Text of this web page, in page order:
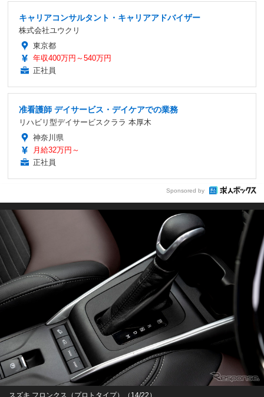
キャリアコンサルタント・キャリアアドバイザー
株式会社ユウクリ
東京都
年収400万円～540万円
正社員
准看護師 デイサービス・デイケアでの業務
リハビリ型デイサービスクララ 本厚木
神奈川県
月給32万円～
正社員
Sponsored by
スズキ フロンクス（プロトタイプ）（14/22）